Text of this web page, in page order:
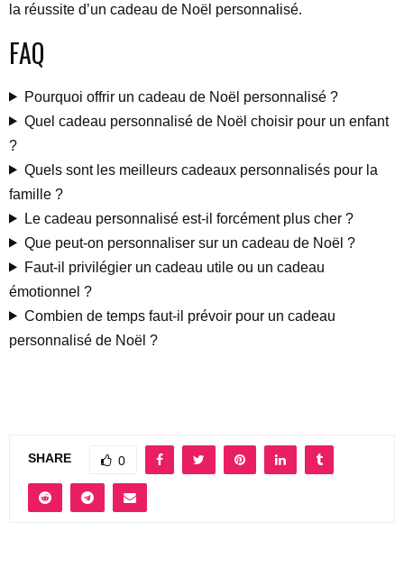
la réussite d’un cadeau de Noël personnalisé.
FAQ
Pourquoi offrir un cadeau de Noël personnalisé ?
Quel cadeau personnalisé de Noël choisir pour un enfant
?
Quels sont les meilleurs cadeaux personnalisés pour la
famille ?
Le cadeau personnalisé est-il forcément plus cher ?
Que peut-on personnaliser sur un cadeau de Noël ?
Faut-il privilégier un cadeau utile ou un cadeau
émotionnel ?
Combien de temps faut-il prévoir pour un cadeau
personnalisé de Noël ?
SHARE 0